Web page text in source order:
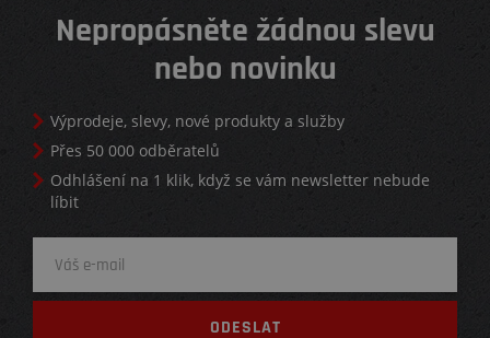
Nepropásněte žádnou slevu
nebo novinku
Výprodeje, slevy, nové produkty a služby
Přes 50 000 odběratelů
Odhlášení na 1 klik, když se vám newsletter nebude
líbit